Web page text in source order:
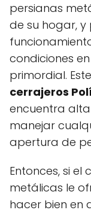
persianas
de su hogar, y
condiciones
primordial.
cerrajeros
encuentra
manejar
apertura de
Entonces, si el
metálicas le
hacer bien en